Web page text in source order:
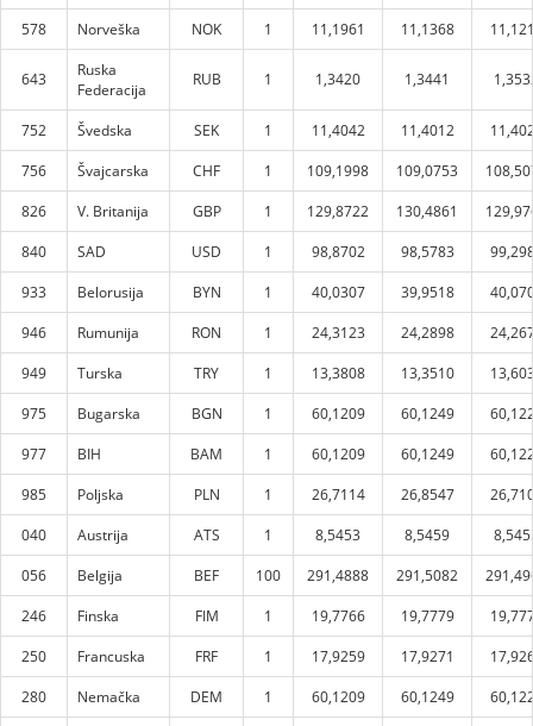
578
Norveška NOK 1 11,1961 11,1368
643
Ruska
Federacija
RUB 1 1,3420 1,3441
752 Švedska SEK 1 11,4042 11,4012
756
Švajcarska CHF 1 109,1998 109,0753
826
V. Britanija GBP 1 129,8722 130,4861
840
SAD USD 1 98,8702 98,5783
933
Belorusija BYN 1 40,0307 39,9518
946
Rumunija RON 1 24,3123 24,2898
949
Turska TRY 1 13,3808 13,3510
975
Bugarska BGN 1 60,1209 60,1249
977
BIH BAM 1 60,1209 60,1249
985
Poljska PLN 1 26,7114 26,8547
040
Austrija ATS 1 8,5453 8,5459
056
Belgija BEF 100 291,4888 291,5082
246
Finska FIM 1 19,7766 19,7779
250
Francuska FRF 1 17,9259 17,9271
280
Nemačka DEM 1 60,1209 60,1249